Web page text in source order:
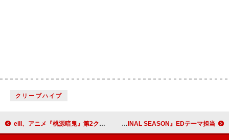
クリープハイプ
eill、アニメ『桃源暗鬼』第2クール・練馬編ED主題歌「ACTION」10/3配信リリース決定 BUMP OF CHICKEN、アニメ『僕のヒーローアカデミア FINAL SEASON』EDテーマ担当